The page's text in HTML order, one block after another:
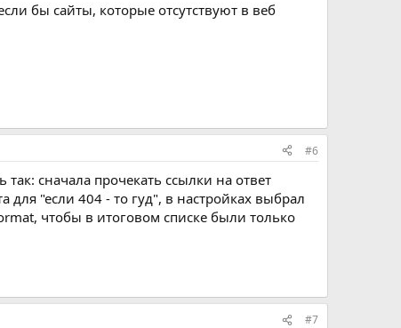
бы сайты, которые отсутствуют в веб
#6
сначала прочекать ссылки на ответ
для "если 404 - то гуд", в настройках выбрал
чтобы в итоговом списке были только
#7